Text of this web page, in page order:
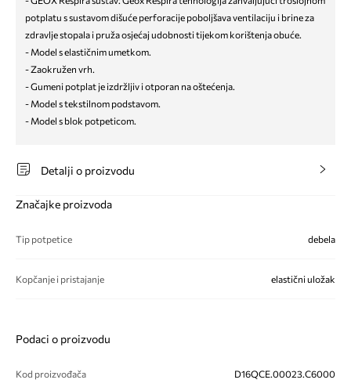
potplatu s sustavom dišuće perforacije poboljšava ventilaciju i brine za
zdravlje stopala i pruža osjećaj udobnosti tijekom korištenja obuće.
- Model s elastičnim umetkom.
- Zaokružen vrh.
- Gumeni potplat je izdržljiv i otporan na oštećenja.
- Model s tekstilnom podstavom.
- Model s blok potpeticom.
Detalji o proizvodu
Značajke proizvoda
Tip potpetice debela
Kopčanje i pristajanje elastični uložak
Podaci o proizvodu
Kod proizvođača D16QCE.00023.C6000